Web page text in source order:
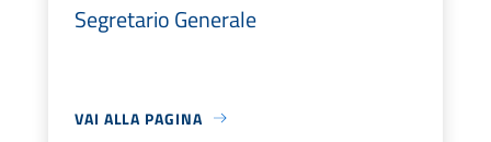
Segretario Generale
VAI ALLA PAGINA